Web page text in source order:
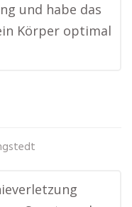
und habe das
Körper optimal